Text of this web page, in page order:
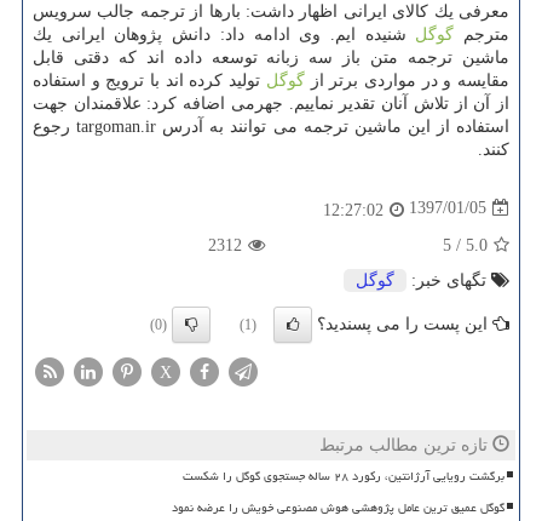
معرفی یك كالای ایرانی اظهار داشت: بارها از ترجمه جالب سرویس
مترجم گوگل شنیده ایم. وی ادامه داد: دانش پژوهان ایرانی یك
ماشین ترجمه متن باز سه زبانه توسعه داده اند كه دقتی قابل
مقایسه و در مواردی برتر ازگوگل تولید كرده اند با ترویج و استفاده
از آن از تلاش آنان تقدیر نماییم. جهرمی اضافه كرد: علاقمندان جهت
استفاده از این ماشین ترجمه می توانند به آدرس targoman.ir رجوع
كنند.
1397/01/05
12:27:02
5.0
/
5
2312
تگهای خبر:
گوگل
این پست را می پسندید؟ (1)
(0)
X
تازه ترین مطالب مرتبط
برگشت رویایی آرژانتین، رکورد ۲۸ ساله جستجوی گوگل را شکست
گوگل عمیق ترین عامل پژوهشی هوش مصنوعی خویش را عرضه نمود